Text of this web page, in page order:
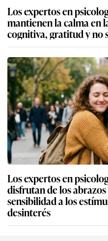
Los expertos en
mantienen la calma en
cognitiva, gratitud y no
Los expertos en
disfrutan de los
sensibilidad a los
desinterés